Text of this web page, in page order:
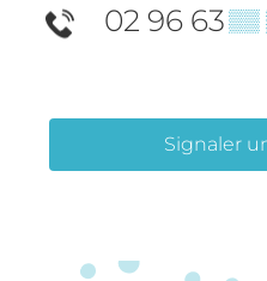
02 96 63▒▒
Signaler